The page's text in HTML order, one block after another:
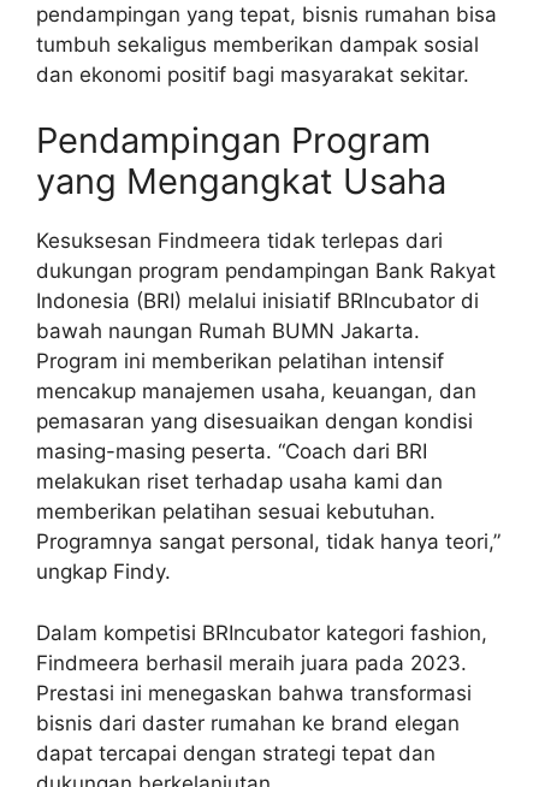
pendampingan yang tepat, bisnis rumahan bisa
tumbuh sekaligus memberikan dampak sosial
dan ekonomi positif bagi masyarakat sekitar.
Pendampingan Program
yang Mengangkat Usaha
Kesuksesan Findmeera tidak terlepas dari
dukungan program pendampingan Bank Rakyat
Indonesia (BRI) melalui inisiatif BRIncubator di
bawah naungan Rumah BUMN Jakarta.
Program ini memberikan pelatihan intensif
mencakup manajemen usaha, keuangan, dan
pemasaran yang disesuaikan dengan kondisi
masing-masing peserta. “Coach dari BRI
melakukan riset terhadap usaha kami dan
memberikan pelatihan sesuai kebutuhan.
Programnya sangat personal, tidak hanya teori,”
ungkap Findy.
Dalam kompetisi BRIncubator kategori fashion,
Findmeera berhasil meraih juara pada 2023.
Prestasi ini menegaskan bahwa transformasi
bisnis dari daster rumahan ke brand elegan
dapat tercapai dengan strategi tepat dan